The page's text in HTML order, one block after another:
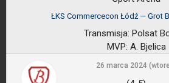
ŁKS Commercecon Łódź — Grot
Transmisja: Polsat
MVP: A. Bjelica
26 marca 2024